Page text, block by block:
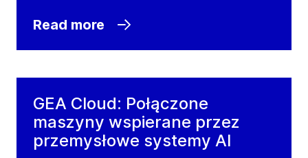
Read more
GEA Cloud: Połączone
maszyny wspierane przez
przemysłowe systemy AI